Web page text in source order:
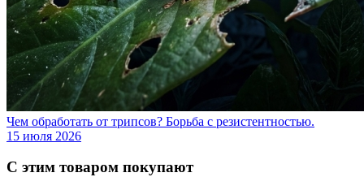
Чем обработать от трипсов? Борьба с резистентностью.
15 июля 2026
С этим товаром покупают